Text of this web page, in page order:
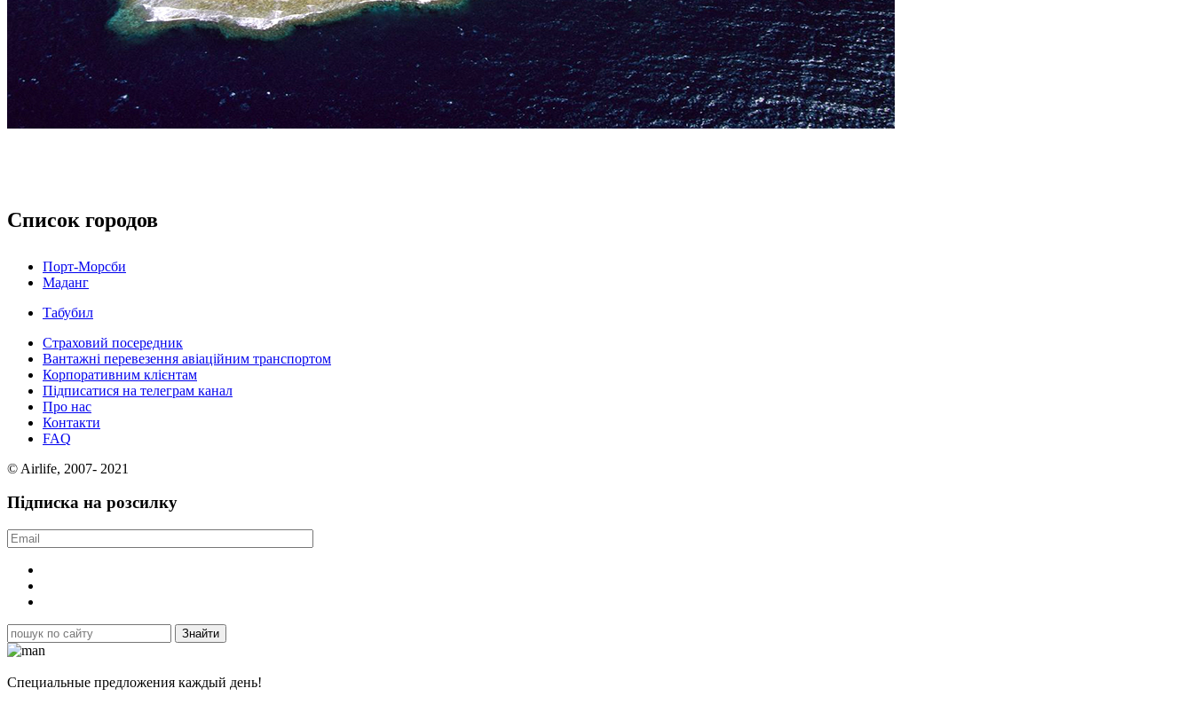
Список городов
Порт-Морсби
Маданг
Табубил
Страховий посередник
Вантажні перевезення авіаційним транспортом
Корпоративним клієнтам
Підписатися на телеграм канал
Про нас
Контакти
FAQ
© Airlife, 2007- 2021
Підписка на розсилку
Специальные предложения каждый день!